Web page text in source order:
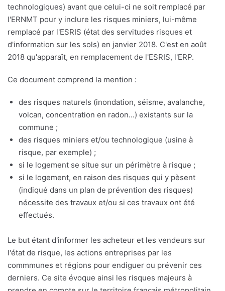
technologiques) avant que celui-ci ne soit remplacé par
l'ERNMT pour y inclure les risques miniers, lui-même
remplacé par l'ESRIS (état des servitudes risques et
d'information sur les sols) en janvier 2018. C'est en août
2018 qu'apparaît, en remplacement de l'ESRIS, l'ERP.
Ce document comprend la mention :
des risques naturels (inondation, séisme, avalanche,
volcan, concentration en radon...) existants sur la
commune ;
des risques miniers et/ou technologique (usine à
risque, par exemple) ;
si le logement se situe sur un périmètre à risque ;
si le logement, en raison des risques qui y pèsent
(indiqué dans un plan de prévention des risques)
nécessite des travaux et/ou si ces travaux ont été
effectués.
Le but étant d'informer les acheteur et les vendeurs sur
l'état de risque, les actions entreprises par les
commmunes et régions pour endiguer ou prévenir ces
derniers. Ce site évoque ainsi les risques majeurs à